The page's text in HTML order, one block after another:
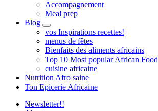
Accompagnement
Meal prep
Blog
expand
child
menu
vos Inspirations recettes!
menus de fêtes
Bienfaits des aliments africains
Top 10 Most popular African Food
cuisine africaine
Nutrition Afro saine
Ton Epicerie Africaine
Newsletter!!